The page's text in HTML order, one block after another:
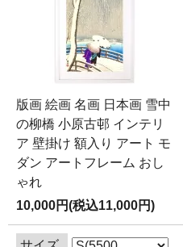
版画 絵画 名画 日本画 雪中
の柳橋 小原古邨 インテリ
ア 壁掛け 額入り アート モ
ダン アートフレーム おし
ゃれ
10,000円(税込11,000円)